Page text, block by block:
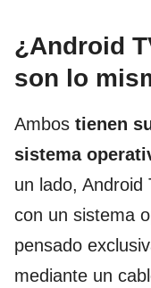
¿Android
son lo
Ambos tienen
sistema
un lado,
con un sistema
pensado
mediante un